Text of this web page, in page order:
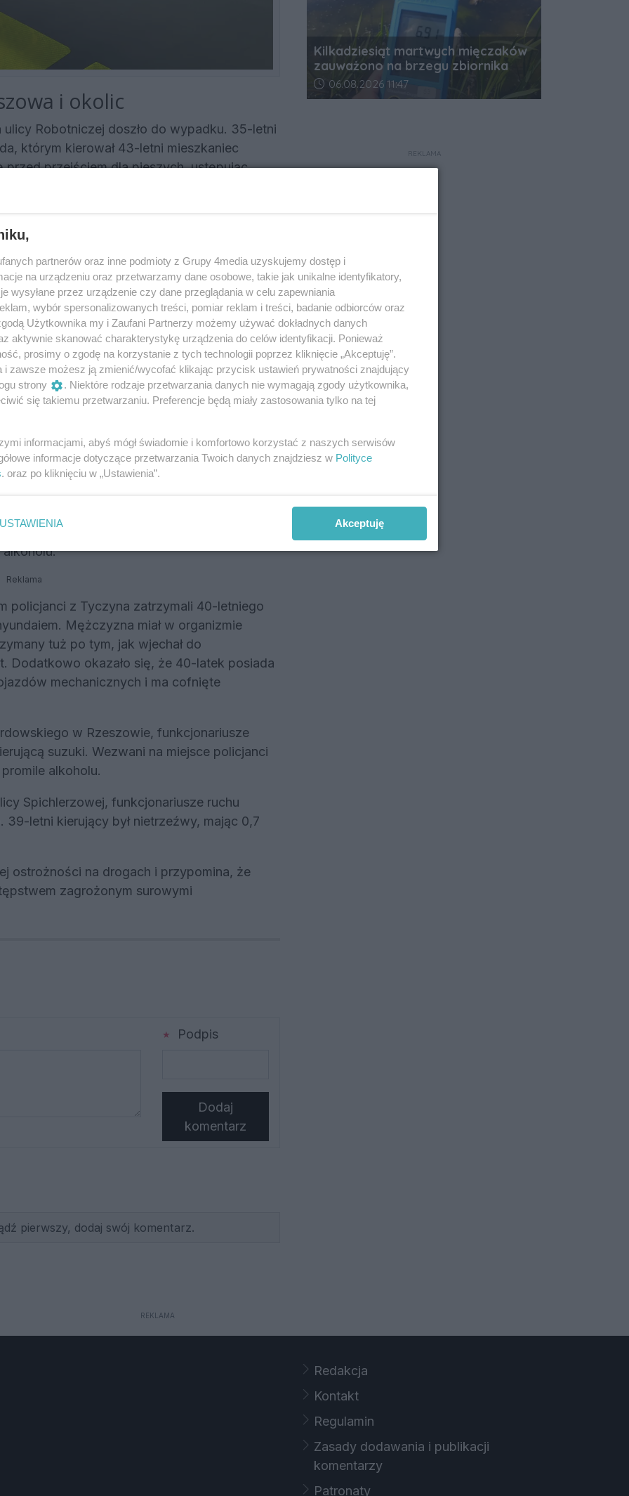
i okolic
Robotniczej doszło do wypadku. 35-letni
którym kierował 43-letni mieszkaniec
przed przejściem dla pieszych, ustępując
forda trafił do szpitala.
dwa wypadki. Przed 14:30 na ulicy
21-letni kierujący oplem (mieszkaniec
nie ustąpił pierwszeństwa toyocie,
Chłopskich. W wyniku zderzenia
do szpitala. Po godzinie 16:00 doszło do
15-latki jadące na hulajnodze elektrycznej
się. Obie, z niegroźnymi obrażeniami,
na alei Piłsudskiego w Rzeszowie, 32-letni
z lewego na prawy (wykonując
się z motocyklem yamaha. 41-letni
do szpitala.
byli trzeźwi.
trzech kierujących, którzy zdecydowali
Reklama
policjanci z Tyczyna zatrzymali 40-letniego
Mężczyzna miał w organizmie
tuż po tym, jak wjechał do
Dodatkowo okazało się, że 40-latek posiada
mechanicznych i ma cofnięte
w Rzeszowie, funkcjonariusze
suzuki. Wezwani na miejsce policjanci
alkoholu.
Spichlerzowej, funkcjonariusze ruchu
letni kierujący był nietrzeźwy, mając 0,7
ostrożności na drogach i przypomina, że
zagrożonym surowymi
Podpis
Dodaj
komentarz
pierwszy, dodaj swój komentarz.
Kilkadziesiąt martwych mięczaków
zauważono na brzegu zbiornika
Data dodania artykułu:
06.08.2026 11:47
REKLAMA
REKLAMA
Redakcja
Kontakt
Regulamin
Zasady dodawania i publikacji
komentarzy
Patronaty
partnerów oraz inne podmioty z Grupy 4media uzyskujemy dostęp i
na urządzeniu oraz przetwarzamy dane osobowe, takie jak unikalne identyfikatory,
wysyłane przez urządzenie czy dane przeglądania w celu zapewniania
wybór spersonalizowanych treści, pomiar reklam i treści, badanie odbiorców oraz
Użytkownika my i Zaufani Partnerzy możemy używać dokładnych danych
aktywnie skanować charakterystykę urządzenia do celów identyfikacji. Ponieważ
prosimy o zgodę na korzystanie z tych technologii poprzez kliknięcie „Akceptuję”.
i zawsze możesz ją zmienić/wycofać klikając przycisk ustawień prywatności znajdujący
strony
. Niektóre rodzaje przetwarzania danych nie wymagają zgody użytkownika,
się takiemu przetwarzaniu. Preferencje będą miały zastosowania tylko na tej
informacjami, abyś mógł świadomie i komfortowo korzystać z naszych serwisów
informacje dotyczące przetwarzania Twoich danych znajdziesz w Polityce
. oraz po kliknięciu w „Ustawienia”.
USTAWIENIA Akceptuję